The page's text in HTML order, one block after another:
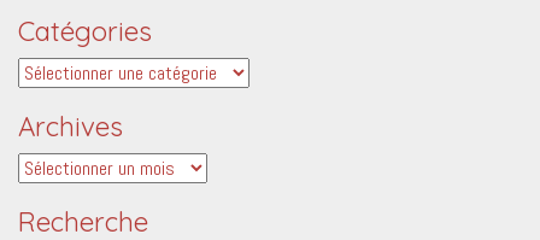
Catégories
Catégories
Archives
Archives
Recherche